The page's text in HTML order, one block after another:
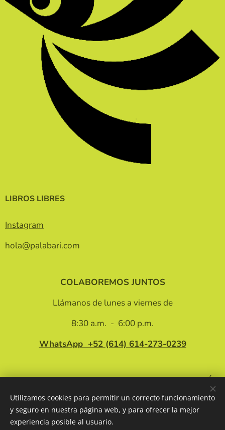
LIBROS LIBRES
Instagram
hola@palabari.com
COLABOREMOS JUNTOS
Llámanos de lunes a viernes de
8:30 a.m. - 6:00 p.m.
WhatsApp +52 (614) 614-273-0239
INFORMACIÓN
Privacy policy
Terms and conditions
Utilizamos cookies para permitir un correcto funcionamiento
y seguro en nuestra página web, y para ofrecer la mejor
experiencia posible al usuario.